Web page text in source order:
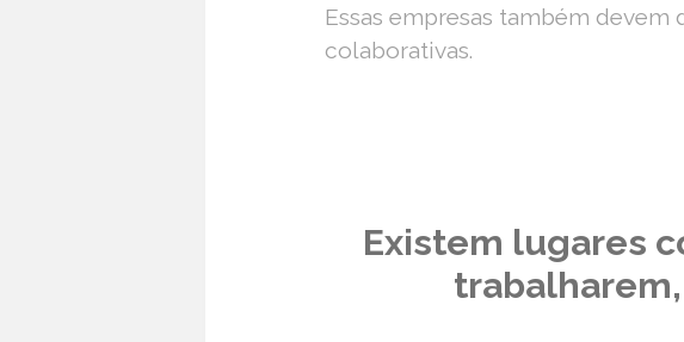
Essas empresas também devem
colaborativas.
Existem lugares